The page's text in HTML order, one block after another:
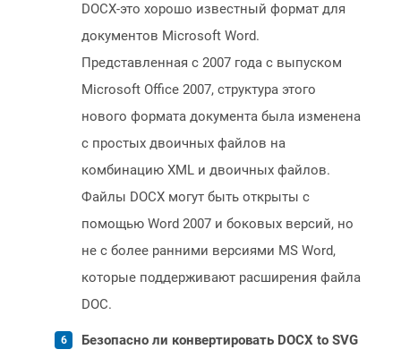
DOCX-это хорошо известный формат для
документов Microsoft Word.
Представленная с 2007 года с выпуском
Microsoft Office 2007, структура этого
нового формата документа была изменена
с простых двоичных файлов на
комбинацию XML и двоичных файлов.
Файлы DOCX могут быть открыты с
помощью Word 2007 и боковых версий, но
не с более ранними версиями MS Word,
которые поддерживают расширения файла
DOC.
Безопасно ли конвертировать DOCX to SVG